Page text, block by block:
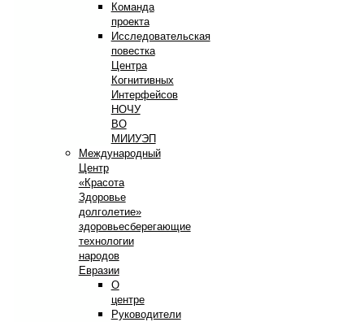
Команда
проекта
Исследовательская
повестка
Центра
Когнитивных
Интерфейсов
НОЧУ
ВО
МИИУЭП
Международный
Центр
«Красота
Здоровье
долголетие»
здоровьесберегающие
технологии
народов
Евразии
О
центре
Руководители